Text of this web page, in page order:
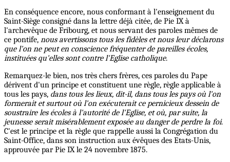
En conséquence encore, nous conformant à l'enseignement du
Saint-Siège consigné dans la lettre déjà citée, de Pie IX à
l'archevêque de Fribourg, et nous servant des paroles mêmes de
ce pontife, nous avertissons tous les fidèles et nous leur déclarons
que l'on ne peut en conscience fréquenter de pareilles écoles,
instituées qu'elles sont contre l'Eglise catholique.
Remarquez-le bien, nos très chers frères, ces paroles du Pape
dérivent d'un principe et constituent une règle, règle applicable à
tous les pays, dans tous les lieux, dit-il, dans tous les pays où l'on
formerait et surtout où l'on exécuterait ce pernicieux dessein de
soustraire les écoles à l'autorité de l'Eglise, et où, par suite, la
jeunesse serait misérablement exposée au danger de perdre la foi.
C'est le principe et la règle que rappelle aussi la Congrégation du
Saint-Office, dans son instruction aux évêques des Etats-Unis,
approuvée par Pie IX le 24 novembre 1875.